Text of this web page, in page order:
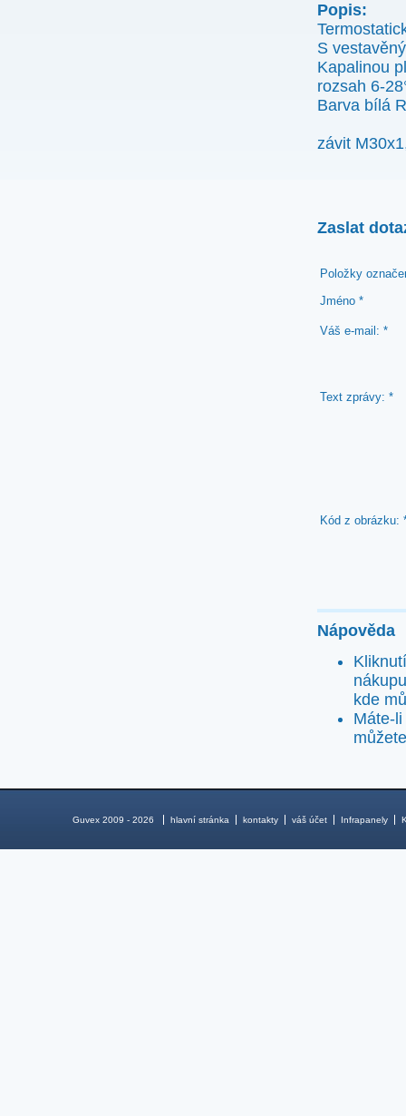
Popis:
S
Kapalinou
rozsah 6-
Barva bílá
závit
Zaslat
Položky
Jméno *
Váš e-mail: *
Text zprávy: *
Kód z obrázku:
Nápověda
kde
Máte-
Guvex 2009 - 2026 hlavní stránka kontakty váš účet Infrapanely